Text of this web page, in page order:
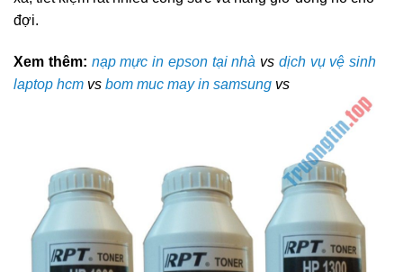
đợi.
Xem thêm: nạp mực in epson tại nhà vs dịch vụ vệ sinh
laptop hcm vs bom muc may in samsung vs